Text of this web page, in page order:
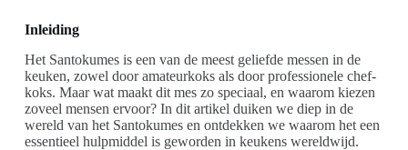
Inleiding
Het Santokumes is een van de meest geliefde messen in de
keuken, zowel door amateurkoks als door professionele chef-
koks. Maar wat maakt dit mes zo speciaal, en waarom kiezen
zoveel mensen ervoor? In dit artikel duiken we diep in de
wereld van het Santokumes en ontdekken we waarom het een
essentieel hulpmiddel is geworden in keukens wereldwijd.